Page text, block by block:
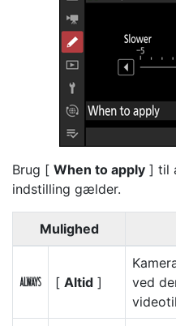
Brug [ When to apply ] til
indstilling gælder.
Mulighed
D [ Altid ]
ved